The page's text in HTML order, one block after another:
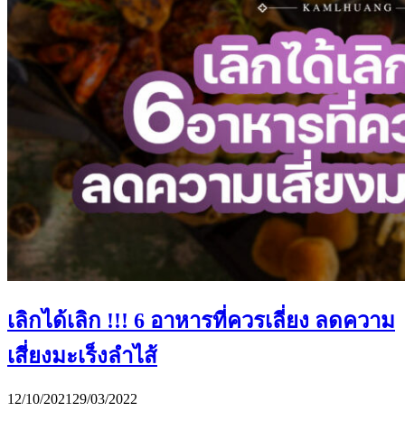
เลิกได้เลิก !!! 6 อาหารที่ควรเลี่ยง ลดความ
เสี่ยงมะเร็งลำไส้
12/10/2021 29/03/2022